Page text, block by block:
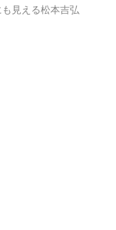
見える松本吉弘